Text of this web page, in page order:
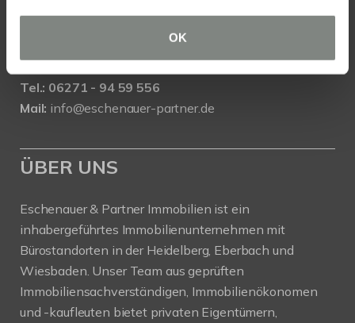
OK
Immobilienmakler EBERBACH
Tel.: 06271 - 94 59 556
Mail: info@eschenauer-partner.de
ÜBER UNS
Eschenauer & Partner Immobilien ist ein
inhabergeführtes Immobilienunternehmen mit
Bürostandorten in der Heidelberg, Eberbach und
Wiesbaden. Unser Team aus geprüften
Immobiliensachverständigen, Immobilienökonomen
und -kaufleuten bietet privaten Eigentümern,